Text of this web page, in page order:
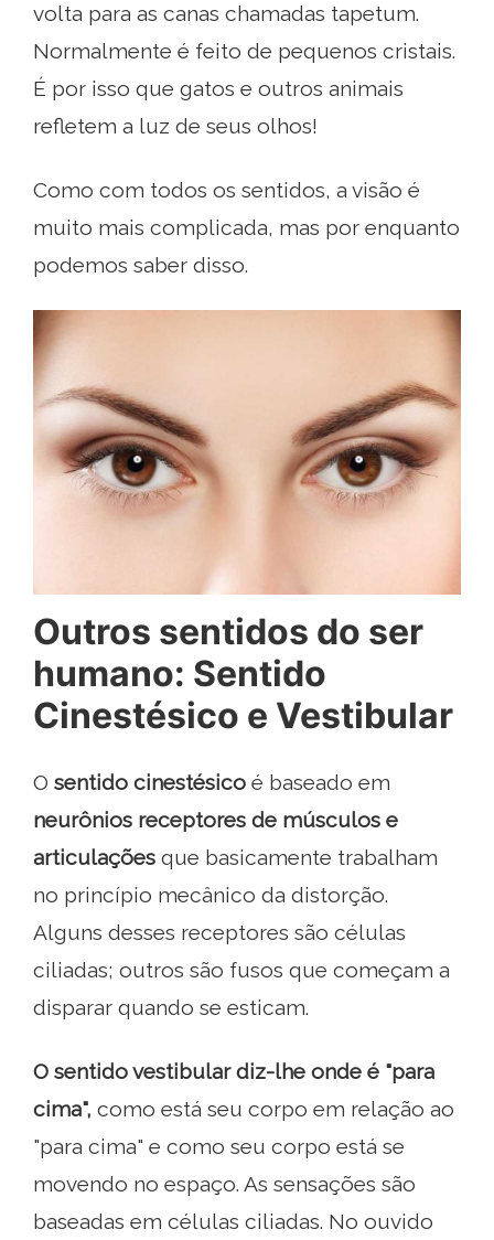
volta para as canas chamadas tapetum.
Normalmente é feito de pequenos cristais.
É por isso que gatos e outros animais
refletem a luz de seus olhos!
Como com todos os sentidos, a visão é
muito mais complicada, mas por enquanto
podemos saber disso.
Outros sentidos do ser
humano: Sentido
Cinestésico e Vestibular
O sentido cinestésico é baseado em
neurônios receptores de músculos e
articulações que basicamente trabalham
no princípio mecânico da distorção.
Alguns desses receptores são células
ciliadas; outros são fusos que começam a
disparar quando se esticam.
O sentido vestibular diz-lhe onde é "para
cima", como está seu corpo em relação ao
"para cima" e como seu corpo está se
movendo no espaço. As sensações são
baseadas em células ciliadas. No ouvido